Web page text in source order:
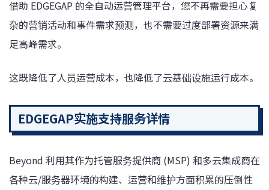
借助 EDGEGAP 的全自动运营管理平台，您不再需要担心复
杂的营销活动和事件需求预测，也不需要过度部署资源来满
足高峰需求。
这既降低了人员运营成本，也降低了云基础设施运行成本。
EDGEGAP实施支持服务详情
Beyond 利用其作为托管服务提供商 (MSP) 和多云集成商在
各种云/服务器环境的构建、运营和维护方面积累的压倒性